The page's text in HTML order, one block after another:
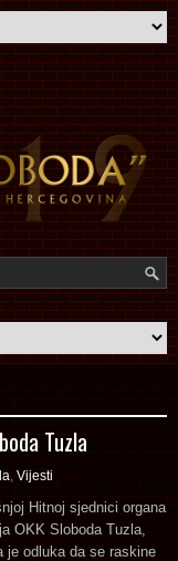
Tuzla
Vijesti
Hitnoj sjednici organa
OKK Sloboda Tuzla,
je odluka da se raskine